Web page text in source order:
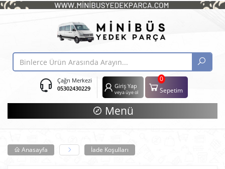
Çağrı Merkezi
05302430229
Giriş Yap
veya üye ol
0
Sepetim
Menü
Anasayfa İade Koşulları